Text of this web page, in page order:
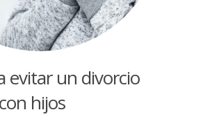
evitar un divorcio
hijos